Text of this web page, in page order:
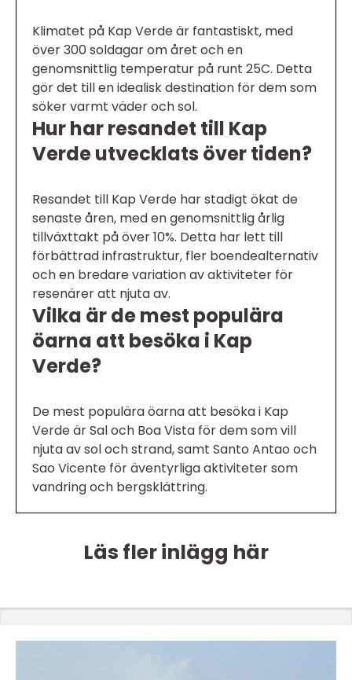
Klimatet på Kap Verde är fantastiskt, med
över 300 soldagar om året och en
genomsnittlig temperatur på runt 25C. Detta
gör det till en idealisk destination för dem som
söker varmt väder och sol.
Hur har resandet till Kap
Verde utvecklats över tiden?
Resandet till Kap Verde har stadigt ökat de
senaste åren, med en genomsnittlig årlig
tillväxttakt på över 10%. Detta har lett till
förbättrad infrastruktur, fler boendealternativ
och en bredare variation av aktiviteter för
resenärer att njuta av.
Vilka är de mest populära
öarna att besöka i Kap
Verde?
De mest populära öarna att besöka i Kap
Verde är Sal och Boa Vista för dem som vill
njuta av sol och strand, samt Santo Antao och
Sao Vicente för äventyrliga aktiviteter som
vandring och bergsklättring.
Läs fler inlägg här